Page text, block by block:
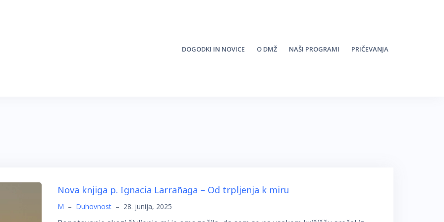
DOGODKI IN NOVICE O DMŽ NAŠI PROGRAMI PRIČEVANJA
Nova knjiga p. Ignacia Larrañaga – Od trpljenja k miru
M – Duhovnost – 28. junija, 2025